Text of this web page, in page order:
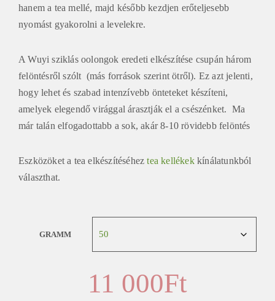
hanem a tea mellé, majd később kezdjen erőteljesebb
nyomást gyakorolni a levelekre.
A Wuyi sziklás oolongok eredeti elkészítése csupán három
felöntésről szólt (más források szerint ötről). Ez azt jelenti,
hogy lehet és szabad intenzívebb önteteket készíteni,
amelyek elegendő virággal árasztják el a csészénket. Ma
már talán elfogadottabb a sok, akár 8-10 rövidebb felöntés
Eszközöket a tea elkészítéséhez tea kellékek kínálatunkból
választhat.
GRAMM
11 000Ft